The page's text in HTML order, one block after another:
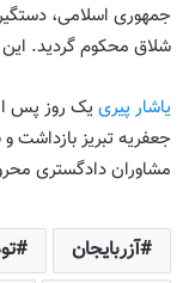
جمهوری اسلامی،
شلاق محکوم گردید.
یاشار پیرییک روز پس
جعفریه تبریز
مشاوران دادگستری
آزربایجان